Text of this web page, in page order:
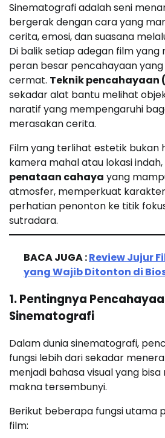
Sinematografi adalah seni
bergerak dengan cara yang
cerita, emosi, dan suasana
Di balik setiap adegan film
peran besar pencahayaan
cermat. Teknik
sekadar alat bantu melihat
naratif yang mempengaruhi
merasakan cerita.
Film yang terlihat estetik bukan
kamera mahal atau lokasi
penataan cahaya yang
atmosfer, memperkuat
perhatian penonton ke titik
sutradara.
BACA JUGA :Review Jujur
yang Wajib Ditonton di
1. Pentingnya
Sinematografi
Dalam dunia sinematografi,
fungsi lebih dari sekadar
menjadi bahasa visual yang
makna tersembunyi.
Berikut beberapa fungsi utama
film: